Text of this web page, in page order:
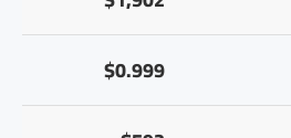
$0.999